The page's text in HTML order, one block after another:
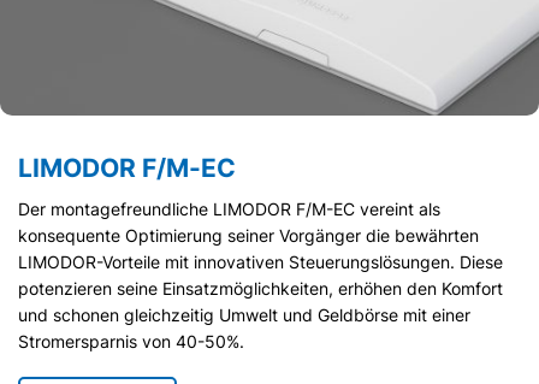
LIMODOR F/M-EC
Der montagefreundliche LIMODOR F/M-EC vereint als
konsequente Optimierung seiner Vorgänger die bewährten
LIMODOR-Vorteile mit innovativen Steuerungslösungen. Diese
potenzieren seine Einsatzmöglichkeiten, erhöhen den Komfort
und schonen gleichzeitig Umwelt und Geldbörse mit einer
Stromersparnis von 40-50%.